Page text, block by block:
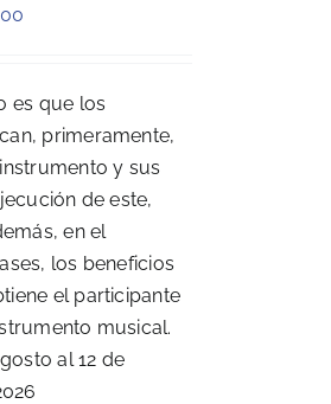
es que los
primeramente,
y sus
de este,
en el
los beneficios
el participante
musical.
al 12 de